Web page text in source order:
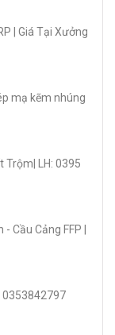
| Giá Tại Xưởng
mạ kẽm nhúng
Trộm| LH: 0395
Cầu Cảng FFP |
0353842797